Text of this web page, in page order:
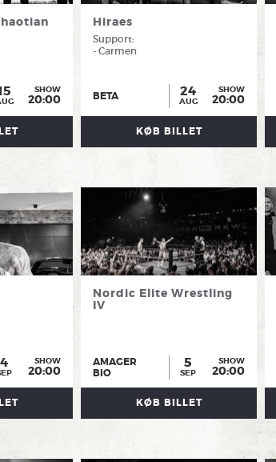
SHOW
20:00
Hiraes
Support:
- Carmen
BETA 24
AUG
SHOW
20:00
KØB BILLET
4 SHOW
20:00
Nordic Elite Wrestling
IV
AMAGER
BIO
5
SEP
SHOW
20:00
KØB BILLET